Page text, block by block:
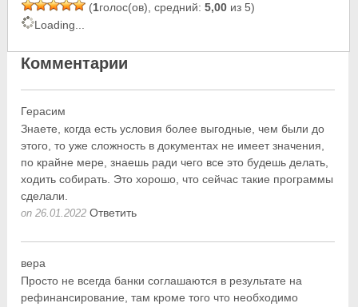
(1голос(ов), средний:5,00 из 5)
Loading...
Комментарии
Герасим
Знаете, когда есть условия более выгодные, чем были до
этого, то уже сложность в документах не имеет значения,
по крайне мере, знаешь ради чего все это будешь делать,
ходить собирать. Это хорошо, что сейчас такие программы
сделали.
on 26.01.2022 Ответить
вера
Просто не всегда банки соглашаются в результате на
рефинансирование, там кроме того что необходимо